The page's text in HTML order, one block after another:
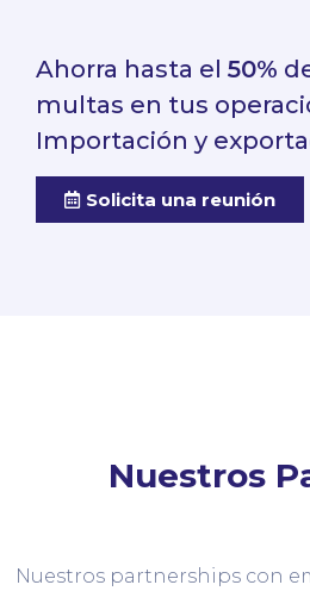
Ahorra hasta el 50%
multas en tus
Importación y
Solicita una reunión
Nuestros
Nuestros partnerships con